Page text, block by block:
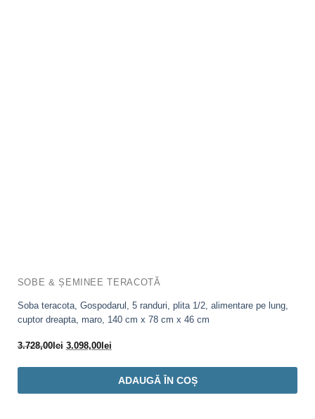
SOBE & ȘEMINEE TERACOTĂ
Soba teracota, Gospodarul, 5 randuri, plita 1/2, alimentare pe lung,
cuptor dreapta, maro, 140 cm x 78 cm x 46 cm
3.728,00lei Prețul
3.098,00leiPrețul
3.098,00lei.
ADAUGĂ ÎN COȘ